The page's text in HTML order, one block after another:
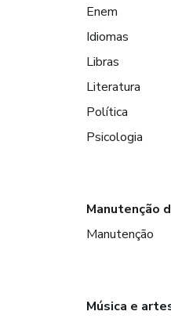
Enem
Idiomas
Libras
Literatura
Política
Psicologia
Manutenção
Manutenção
Música e